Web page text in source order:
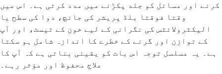
کرنے اور مسائل کو جلد پکڑنے میں مدد کرتی ہے۔ اس میں
وقتا فوقتا بلڈ پریشر کی جانچ، دوا کی سطح یا
الیکٹرولائٹس کی نگرانی کے لیے خون کے ٹیسٹ، اور آپ
کے توازن اور گرنے کے خطرے کا اندازہ شامل ہو سکتا
ہے۔ یہ مسلسل توجہ اس بات کو یقینی بناتی ہے کہ آپ کا
علاج محفوظ اور مؤثر رہے۔